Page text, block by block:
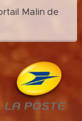
Malin de